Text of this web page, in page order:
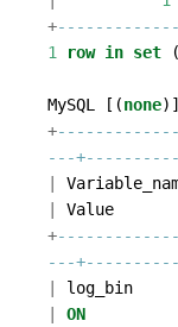
+
1
row in set (
MySQL [(none)]
+
Value
+
log_bin
ON